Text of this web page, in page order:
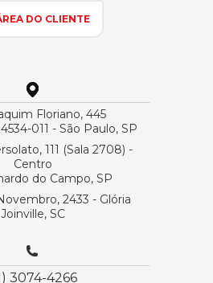
DO CLIENTE
Floriano, 445
011 - São Paulo, SP
111 (Sala 2708) -
Centro
do Campo, SP
2433 - Glória
Joinville, SC
3074-4266